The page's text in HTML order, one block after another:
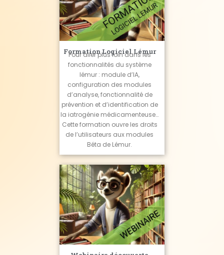
Formation Logiciel Lémur
Pour aller plus loin dans les
fonctionnalités du système
lémur : module d’IA,
configuration des modules
d’analyse, fonctionnalité de
prévention et d’identification de
la iatrogénie médicamenteuse…
Cette formation ouvre les droits
de l’utilisateurs aux modules
Béta de Lémur.